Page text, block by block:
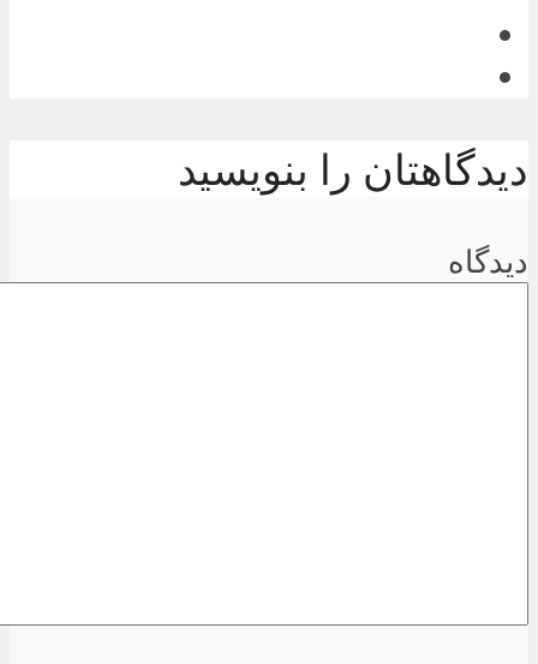
دیدگاهتان را بنویسید
دیدگاه